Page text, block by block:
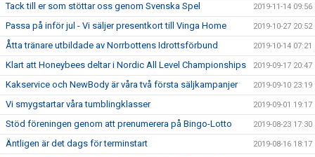
Tack till er som stöttar oss genom Svenska Spel 2019-11-14 09:56
Passa på inför jul - Vi säljer presentkort till Vinga Home 2019-10-27 20:52
Åtta tränare utbildade av Norrbottens Idrottsförbund 2019-10-14 07:21
Klart att Honeybees deltar i Nordic All Level Championships 2019-09-17 20:47
Kakservice och NewBody är våra två första säljkampanjer 2019-09-10 23:19
Vi smygstartar våra tumblingklasser 2019-09-01 19:17
Stöd föreningen genom att prenumerera på Bingo-Lotto 2019-08-23 17:30
Äntligen är det dags för terminstart 2019-08-16 18:17